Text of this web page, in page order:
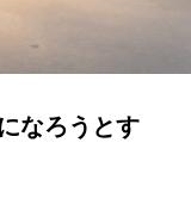
なろうとす